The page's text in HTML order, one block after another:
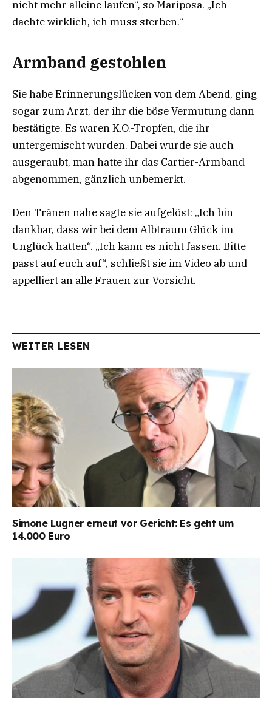
nicht mehr alleine laufen“, so Mariposa. „Ich
dachte wirklich, ich muss sterben.“
Armband gestohlen
Sie habe Erinnerungslücken von dem Abend, ging
sogar zum Arzt, der ihr die böse Vermutung dann
bestätigte. Es waren K.O.-Tropfen, die ihr
untergemischt wurden. Dabei wurde sie auch
ausgeraubt, man hatte ihr das Cartier-Armband
abgenommen, gänzlich unbemerkt.
Den Tränen nahe sagte sie aufgelöst: „Ich bin
dankbar, dass wir bei dem Albtraum Glück im
Unglück hatten“. „Ich kann es nicht fassen. Bitte
passt auf euch auf“, schließt sie im Video ab und
appelliert an alle Frauen zur Vorsicht.
WEITER LESEN
Simone Lugner erneut vor Gericht: Es geht um
14.000 Euro